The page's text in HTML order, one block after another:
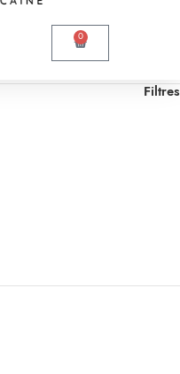
0
Voici le seul résultat
Filtres